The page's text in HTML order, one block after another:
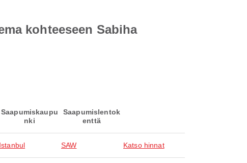
kohteeseen Sabiha
Saapumiskaupu
nki
Saapumislentok
enttä
Istanbul SAW Katso hinnat